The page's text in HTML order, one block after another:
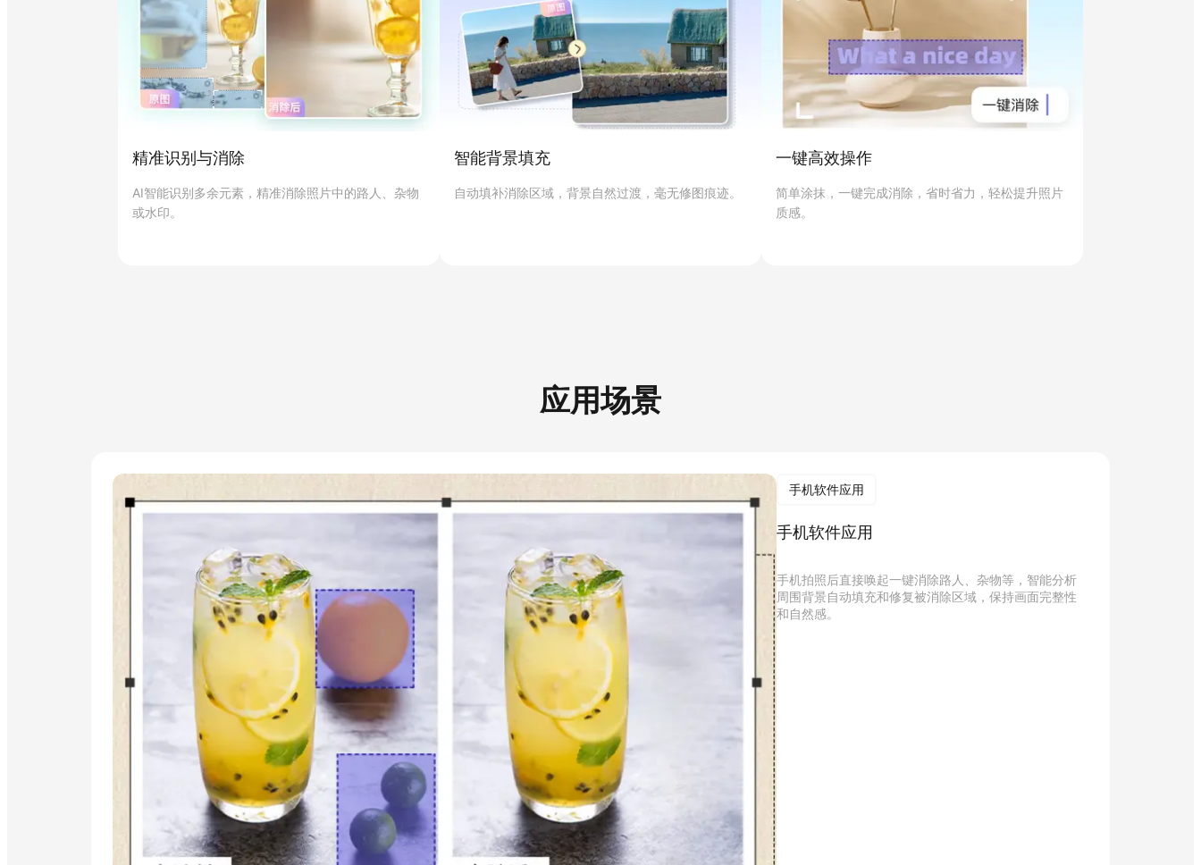
精准识别与消除
AI智能识别多余元素，精准消除照片中的路人、杂物
或水印。
智能背景填充
自动填补消除区域，背景自然过渡，毫无修图痕迹。
一键高效操作
简单涂抹，一键完成消除，省时省力，轻松提升照片
质感。
应用场景
手机软件应用
手机软件应用
手机拍照后直接唤起一键消除路人、杂物等，智能分析
周围背景自动填充和修复被消除区域，保持画面完整性
和自然感。